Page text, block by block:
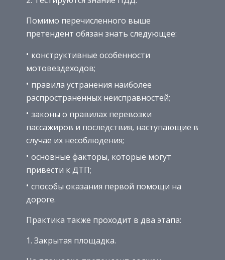
Помимо перечисленного выше
претендент обязан знать следующее:
конструктивные особенности
мотовездеходов;
правила устранения наиболее
распространенных неисправностей;
законы о правилах перевозки
пассажиров и последствия, наступающие в
случае их несоблюдения;
основные факторы, которые могут
привести к ДТП;
способы оказания первой помощи на
дороге.
Практика также проходит в два этапа:
Закрытая площадка.